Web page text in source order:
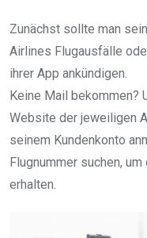
Zunächst sollte man
Airlines Flugausfälle
ihrer App ankündigen.
Keine Mail bekommen?
Website der jeweiligen
seinem Kundenkonto
Flugnummer suchen,
erhalten.